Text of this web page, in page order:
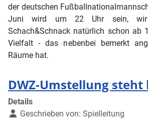
der deutschen
Juni wird um 22 Uhr sein,
Schach&Schnack natürlich schon ab
Vielfalt - das nebenbei bemerkt
Räume hat.
DWZ-Umstellung steht
Details
Geschrieben von: Spielleitung